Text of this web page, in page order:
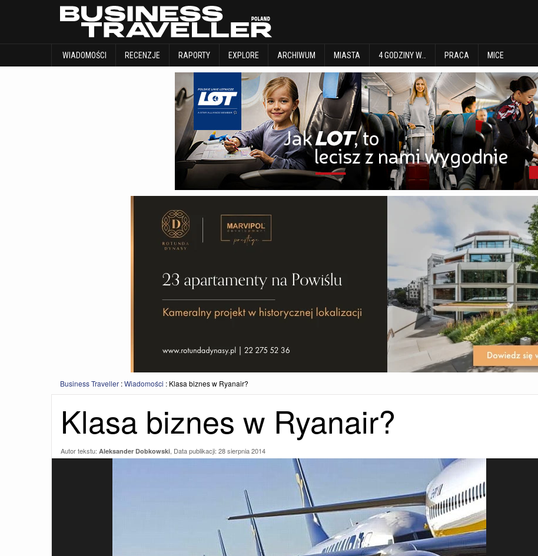
WIADOMOŚCI RECENZJE RAPORTY EXPLORE ARCHIWUM MIASTA 4 GODZINY W… PRACA MICE
WIADOMOŚCI RECENZJE
Business Traveller :Wiadomości : Klasa biznes w Ryanair?
Klasa biznes w Ryanair?
Autor tekstu: Aleksander Dobkowski, Data publikacji: 28 sierpnia 2014